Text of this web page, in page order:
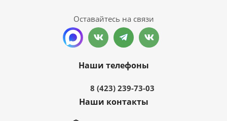
Оставайтесь на связи
Наши телефоны
8 (423) 239-73-03
Наши контакты